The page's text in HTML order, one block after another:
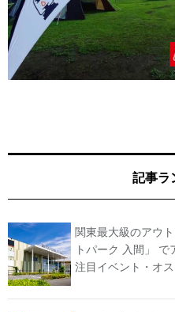
記事ラ
関東最大級のアウ
トパーク 入間」
注目イベント・オ